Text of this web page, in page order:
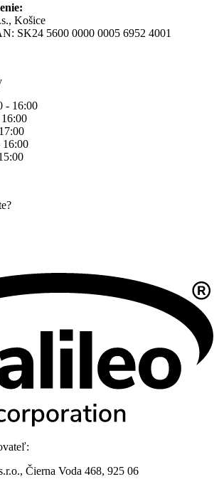
Košice
SK24 5600 0000 0005 6952 4001
- 16:00
16:00
Čierna Voda 468, 925 06